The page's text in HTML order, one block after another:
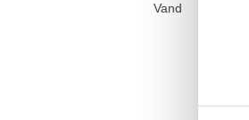
Vand